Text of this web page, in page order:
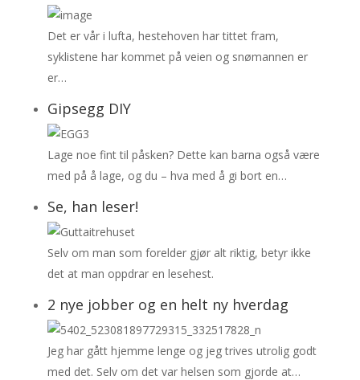
Det er vår i lufta, hestehoven har tittet fram,
syklistene har kommet på veien og snømannen er
er…
Gipsegg DIY
Lage noe fint til påsken? Dette kan barna også være
med på å lage, og du – hva med å gi bort en…
Se, han leser!
Selv om man som forelder gjør alt riktig, betyr ikke
det at man oppdrar en lesehest.
2 nye jobber og en helt ny hverdag
Jeg har gått hjemme lenge og jeg trives utrolig godt
med det. Selv om det var helsen som gjorde at…